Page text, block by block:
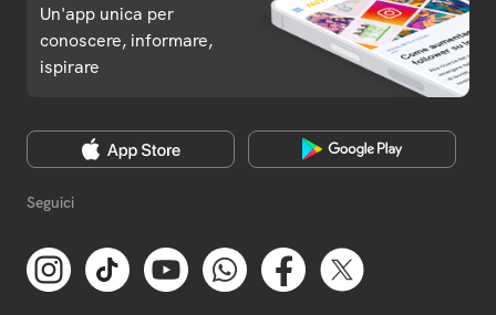
Un'app unica per
conoscere, informare,
ispirare
Seguici